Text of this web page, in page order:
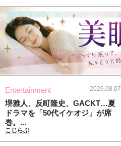
Entertainment 2026.08.07
堺雅人、反町隆史、GACKT…夏
ドラマを「50代イケオジ」が席
巻。...
こじらぶ